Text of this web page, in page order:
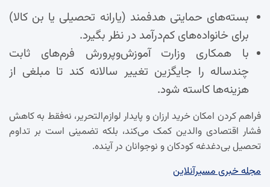
بسته‌های حمایتی هدفمند (یارانه تحصیلی یا بن کالا)
برای خانواده‌های کم‌درآمد در نظر بگیرد.
با همکاری وزارت آموزش‌وپرورش فرم‌های ثابت
چندساله را جایگزین تغییر سالانه کند تا مبلغی از
هزینه‌ها کاسته شود.
فراهم کردن امکان خرید ارزان و پایدار لوازم‌التحریر، نه‌فقط به کاهش
فشار اقتصادی والدین کمک می‌کند، بلکه تضمینی است بر تداوم
تحصیل بی‌دغدغه کودکان و نوجوانان در آینده.
مجله خبری مسیرآنلاین